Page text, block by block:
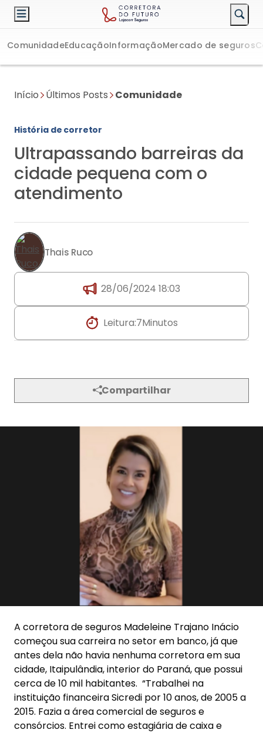
ComunidadeEducaçãoInformaçãoMercado de seguros
Início Últimos Posts Comunidade
História de corretor
Ultrapassando barreiras da
cidade pequena com o
atendimento
Thais Ruco
28/06/2024 18:03
Leitura:7Minutos
Compartilhar
A corretora de seguros Madeleine Trajano Inácio
começou sua carreira no setor em banco, já que
antes dela não havia nenhuma corretora em sua
cidade, Itaipulândia, interior do Paraná, que possui
cerca de 10 mil habitantes. “Trabalhei na
instituição financeira Sicredi por 10 anos, de 2005 a
2015. Fazia a área comercial de seguros e
consórcios. Entrei como estagiária de caixa e